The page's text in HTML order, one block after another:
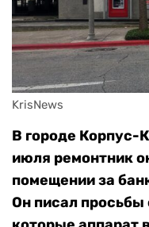
KrisNews
В городе Корпус-
июля ремонтник
помещении за
Он писал